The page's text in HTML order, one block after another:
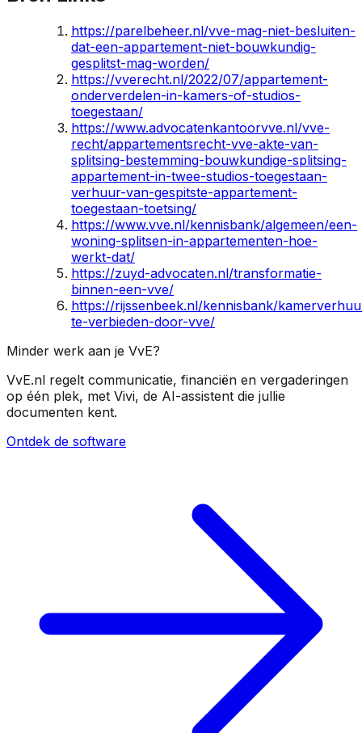
https://parelbeheer.nl/vve-mag-niet-besluiten-
dat-een-appartement-niet-bouwkundig-
gesplitst-mag-worden/
https://vverecht.nl/2022/07/appartement-
onderverdelen-in-kamers-of-studios-
toegestaan/
https://www.advocatenkantoorvve.nl/vve-
recht/appartementsrecht-vve-akte-van-
splitsing-bestemming-bouwkundige-splitsing-
appartement-in-twee-studios-toegestaan-
verhuur-van-gespitste-appartement-
toegestaan-toetsing/
https://www.vve.nl/kennisbank/algemeen/een-
woning-splitsen-in-appartementen-hoe-
werkt-dat/
https://zuyd-advocaten.nl/transformatie-
binnen-een-vve/
https://rijssenbeek.nl/kennisbank/
te-verbieden-door-vve/
Minder werk aan je VvE?
VvE.nl regelt communicatie, financiën en vergaderingen
op één plek, met Vivi, de AI-assistent die jullie
documenten kent.
Ontdek de software